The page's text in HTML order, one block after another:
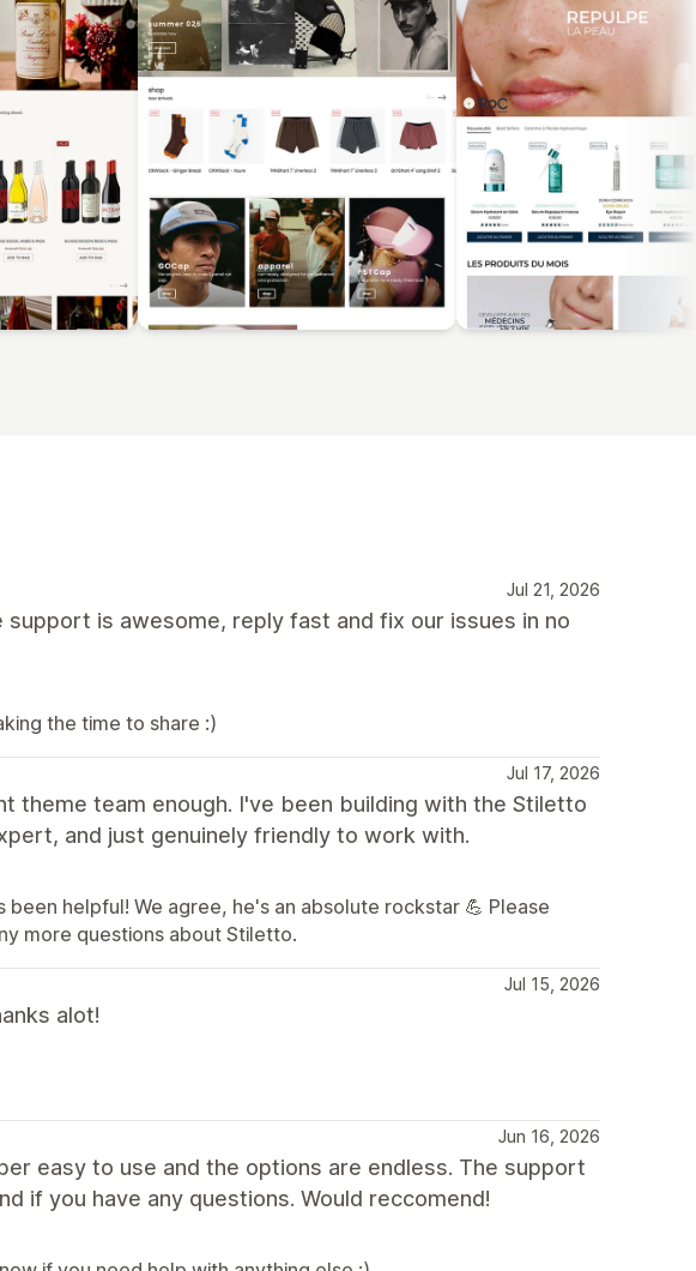
Jul 21, 2026
is awesome, reply fast and fix our issues in no
the time to share :)
Jul 17, 2026
theme team enough. I've been building with the Stiletto
and just genuinely friendly to work with.
helpful! We agree, he's an absolute rockstar 💪 Please
more questions about Stiletto.
Jul 15, 2026
alot!
Jun 16, 2026
easy to use and the options are endless. The support
if you have any questions. Would reccomend!